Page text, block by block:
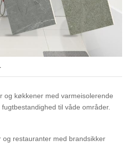
og køkkener med varmeisolerende
til våde områder.
og restauranter med brandsikker